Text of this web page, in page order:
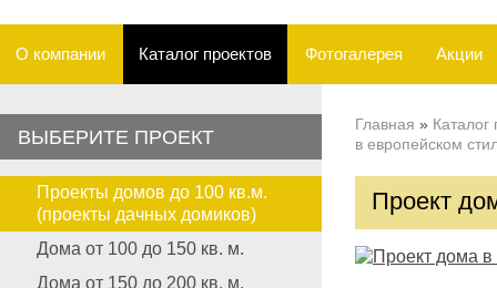
О компании Каталог проектов Фотогалерея Акции
ВЫБЕРИТЕ ПРОЕКТ
Проекты домов до 100 кв.м.
(проекты дачных домиков)
Дома от 100 до 150 кв. м.
Дома от 150 до 200 кв. м.
Главная » Каталог
в европейском
Проект